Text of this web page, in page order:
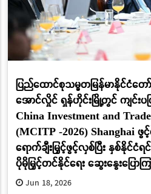
ပြည်ထောင်စုသမ္မတမြန်မာနိုင်ငံတေ
အောင်လှိုင် ရှန်ဟိုင်းမြို့တွင် ကျင်း
China Investment and
(MCITP -2026) Shanghai
ရောက်ချီးမြှင့်ဖွင့်လှစ်ပြီး နှစ်နိုင်ငံ
ပိုမိုမြှင့်တင်နိုင်ရေး ဆွေးနွေးပြောကြ
Jun 18, 2026